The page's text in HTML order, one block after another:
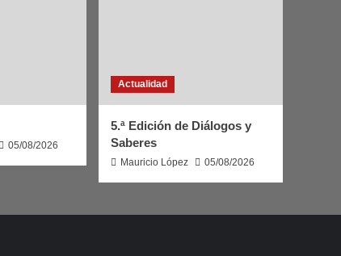
05/08/2026
Actualidad
5.ª Edición de Diálogos y
Saberes
Mauricio López 05/08/2026